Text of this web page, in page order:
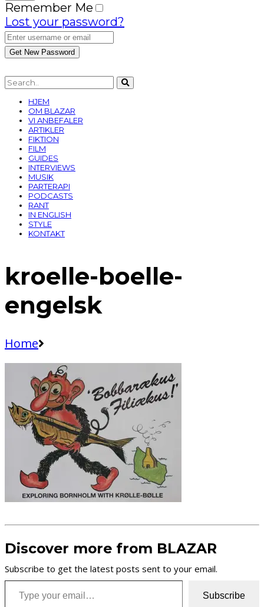
Remember Me
Lost your password?
HJEM
OM BLAZAR
VI ANBEFALER
ARTIKLER
FIKTION
FILM
GUIDES
INTERVIEWS
MUSIK
PARTERAPI
PODCASTS
RANT
IN ENGLISH
STYLE
KONTAKT
kroelle-boelle-
engelsk
Home
Discover more from BLAZAR
Subscribe to get the latest posts sent to your email.
Type your email…
Subscribe